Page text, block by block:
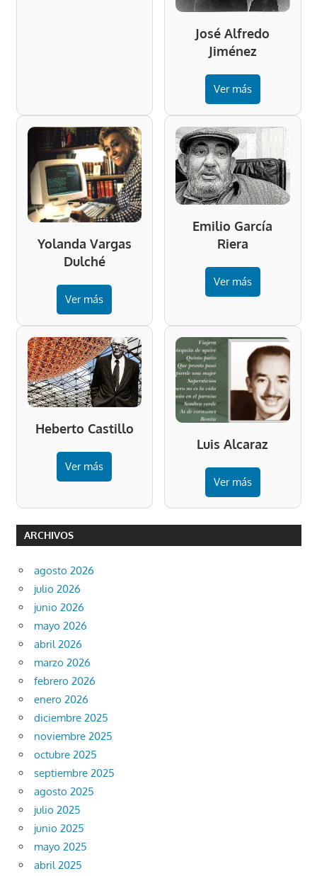
José Alfredo
Jiménez
Ver más
Yolanda Vargas
Dulché
Ver más
Emilio García
Riera
Ver más
Heberto Castillo
Ver más
Luis Alcaraz
Ver más
ARCHIVOS
agosto 2026
julio 2026
junio 2026
mayo 2026
abril 2026
marzo 2026
febrero 2026
enero 2026
diciembre 2025
noviembre 2025
octubre 2025
septiembre 2025
agosto 2025
julio 2025
junio 2025
mayo 2025
abril 2025